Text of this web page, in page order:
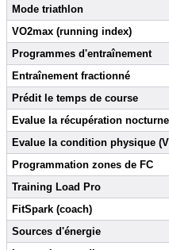
Mode triathlon
VO2max (running index)
Programmes d'entraînement
Entraînement fractionné
Prédit le temps de course
Evalue la récupération nocturne
Evalue la condition physique
Programmation zones de FC
Training Load Pro
FitSpark (coach)
Sources d'énergie